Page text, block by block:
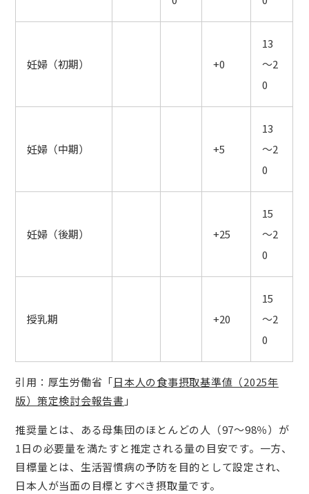
妊婦（初期） +0
13
～2
0
妊婦（中期） +5
13
～2
0
妊婦（後期） +25
15
～2
0
授乳期 +20
15
～2
0
引用：厚生労働省「日本人の食事摂取基準値（2025年
版）策定検討会報告書 」
推奨量とは、ある母集団のほとんどの人（97～98％）が
1日の必要量を満たすと推定される量の目安です。一方、
目標量とは、生活習慣病の予防を目的として設定され、
日本人が当面の目標とすべき摂取量です。